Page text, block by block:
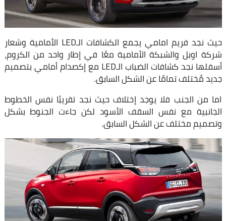
حيث نجد فريم امامي يجمع الكشافات الـLED الأمامية وشعار
شركة اوبل والشبكة الأمامية معًا في إطار واحد من الكروم،
أسفلها نجد كشافات الضباب الـLED مع إكصدام أمامي بتصميم
جديد مُختلف تمامًا عن الشكل السابق.
اما من الجنب فلا يوجد إختلاف حيث نجد تقريبًا نفس الخطوط
الجانبية مع نفس السقف الأسود لكن جاءت الجنوط بشكل
وتصميم مختلف عن الشكل السابق.